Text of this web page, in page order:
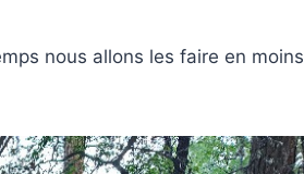
nous allons les faire en moins